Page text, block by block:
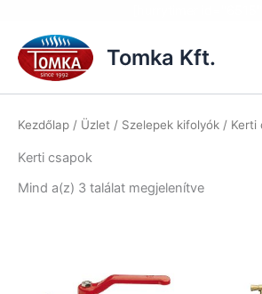
content
Tomka Kft.
Kezdőlap / Üzlet / Szelepek kifolyók / Kerti
Kerti csapok
Mind a(z) 3 találat megjelenítve